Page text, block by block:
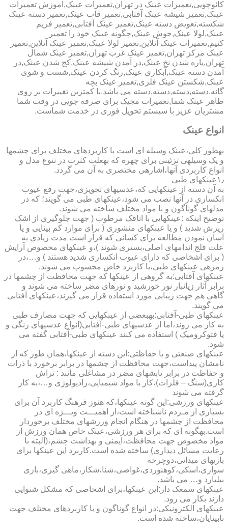
کائوچویی,تعمیرات عینک در تهران,تعمیرات عینک,آموزش تعمیرات
عینک,تعمیر شیشه عینک آفتابی,تعمیر قاب عینک,تعمیر دسته عینک
شکسته,تعویض دسته عینک,تعمیر عینک آفتابی,تعمیر فریم
عینک,لولا عینک,جوش عینک,چگونه عینک خود را تعمیر
کنیم,تعمیرات عینک آنلاین,تعمیر لولا عینک,تعمیر عینک آنلاین,تعمیر
عینک مرکز تهران,تعمیر عینک غرب تهران,تعمیر عینک شمال
تهران,پاره شدن نخ عینک,در آمدن شیشه عینک,کج شدن عینک,در
آمدن دسته عینک,آبکاری عینک,رنگ کردن عینک,شست و شوی
عینک,شکستن عینک فلزی,تعمیر عینک بچه
گانه,دسته,دسته,دسته,دسته می باشد.با کمترین تغییرات بر روی
ظاهر عینک شما,تعمیرات مجیک برای صرفه جویی در وقت شما
مشتریان عزیز با سیستم تحویل فوری در خدمت شماست.
انواع عینک
به­طور کلی،عینک وسیله ای است با کاربردهای مختلف برای چشمها
و یک وسیله­ی تزئینی برای چهره که به­علت کثرت در تنوع مدل و
انواع کاربردی آنها،اشاره­ی مختصری به آن می گردد.
۱٫عینکهای طبی
به آن دسته از عینکهایی که،عدسیهای تجویزی،جهت رفع عیوب
انکساری در آنها نصب می شود،عینکهای طبی می گویند؛ که در
مدلهای گوناگون و با مواد مختلف ساخته می شوند.
توضیح اینکه :عینکهایی با اتاقک مرطوب ( جهت جلوگیری از اشک
ریزش شدید ) و یا عینکهای منشوری ( برای موارد کم بینایی و یا
آسان نمودن مطالعه برای کسانی که قرار است مدت زیادی به
علت فلج اندامهای اصلی،بستری شوند )،و عینکهای مخصوص آرایش
( برای اشخاصی که دارای عیوب انکساری شدید هستند ) و…،در
زمره­ی عینکهای طبی،با کاربرد خاص محسوب می شوند.
عینکهای آفتابی:به گروهی از عینکها که جهت محافظت از چشمها در
برابر آثار زیانبار نور خورشید و نورهای مضر ساخته می شوند و
گاهی هم جهت زیبایی مورد استفاده قرار می گیرند،عینکهای آفتابی
می گویند.
عینکهای طبی-آفتابی:به­بعضی از عینکهایی که جهت مصارف طبی
به کار می روند،اما از عدسیهای طبی-آفتابی(انواع عدسیهای رنگی و
یا فتوکرومیک ) استفاده می کنند عینکهای طبی-آفتابی گفته می
شود.
عینکهای صنعتی و یا حفاظتی:این دسته از عینکها،همان طور که از
نامشان پیداست،جهت محافظت از چشمها در برابر برخورد با ذرات
و حفاظت در برابر تابشهای مضر در مشاغلی مانند : تراش
کاری(سنگ – فلزات)،کار با مواد شیمیایی،رادیولوژی و…،به کار
گرفته می شوند
عینکهای ورزشی:این گونه عینکها،که هنوز فرهنگ کاربرد آن برای
بسیاری از مـردم ناشناخته است،از اهمیـــت ویـــژه ای در
محافظت از چشمها در هنگام انجام ورزشهای مختلف برخوردار
است.به­گونه ای که برای هر ورزشی،عینک خاص همان ورزش از
مواد مخصوص جهت محافظت،ایمنی و بهداشت چشم،(البته با
رعایت مسائل دیداری) ساخته شده است.کاربرد این عینکها برای
بازیهای میدانی،دوچرخه
سواری،اسکی،کوهنوردی،غواصی،شنا،شکار،ماهی گیری،بازی
بیلیارد و… می باشد.
عینکهای سمعک دار:این عینکها،برای اشخاصی که مشکل شنوایی
دارند بکار می رود.
عینکهای الکترونیکی:در انواع گوناگون و با کاربردهای مختلف جهت
نابینایان،ساخته شده است.